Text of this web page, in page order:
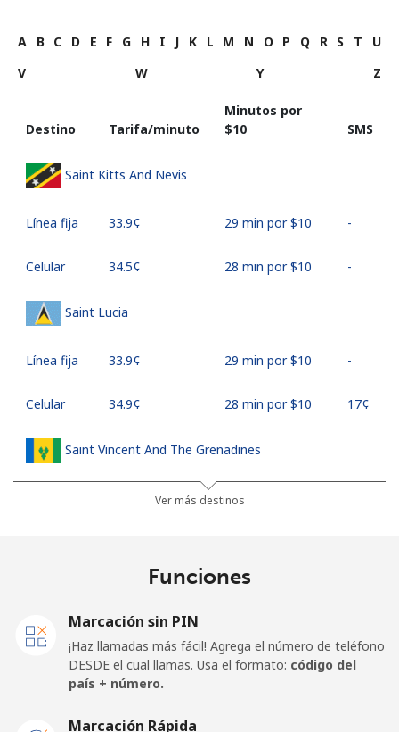
A B C D E F G H I J K L M N O P Q R S T
U
V
W Y Z
Destino Tarifa/minuto
Minutos por
⁦$10⁩
SMS
Saint Kitts And Nevis
Línea fija ⁦33.9¢⁩ 29 min por ⁦$10⁩ -
Celular ⁦34.5¢⁩ 28 min por ⁦$10⁩ -
Saint Lucia
Línea fija ⁦33.9¢⁩ 29 min por ⁦$10⁩ -
Celular ⁦34.9¢⁩ 28 min por ⁦$10⁩ ⁦17¢⁩
Saint Vincent And The Grenadines
32 min por ⁦$10⁩
Línea fija
⁦133.9¢⁩
San Marino
Ver más destinos
Funciones
Marcación sin PIN
¡Haz llamadas más fácil! Agrega el número de teléfono
DESDE el cual llamas. Usa el formato: código del
país + número.
Marcación Rápida